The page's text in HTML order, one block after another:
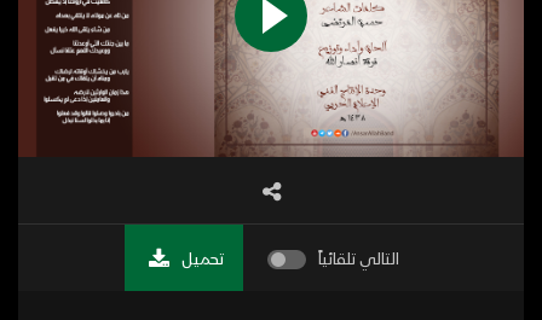
التالي تلقائياً تحميل